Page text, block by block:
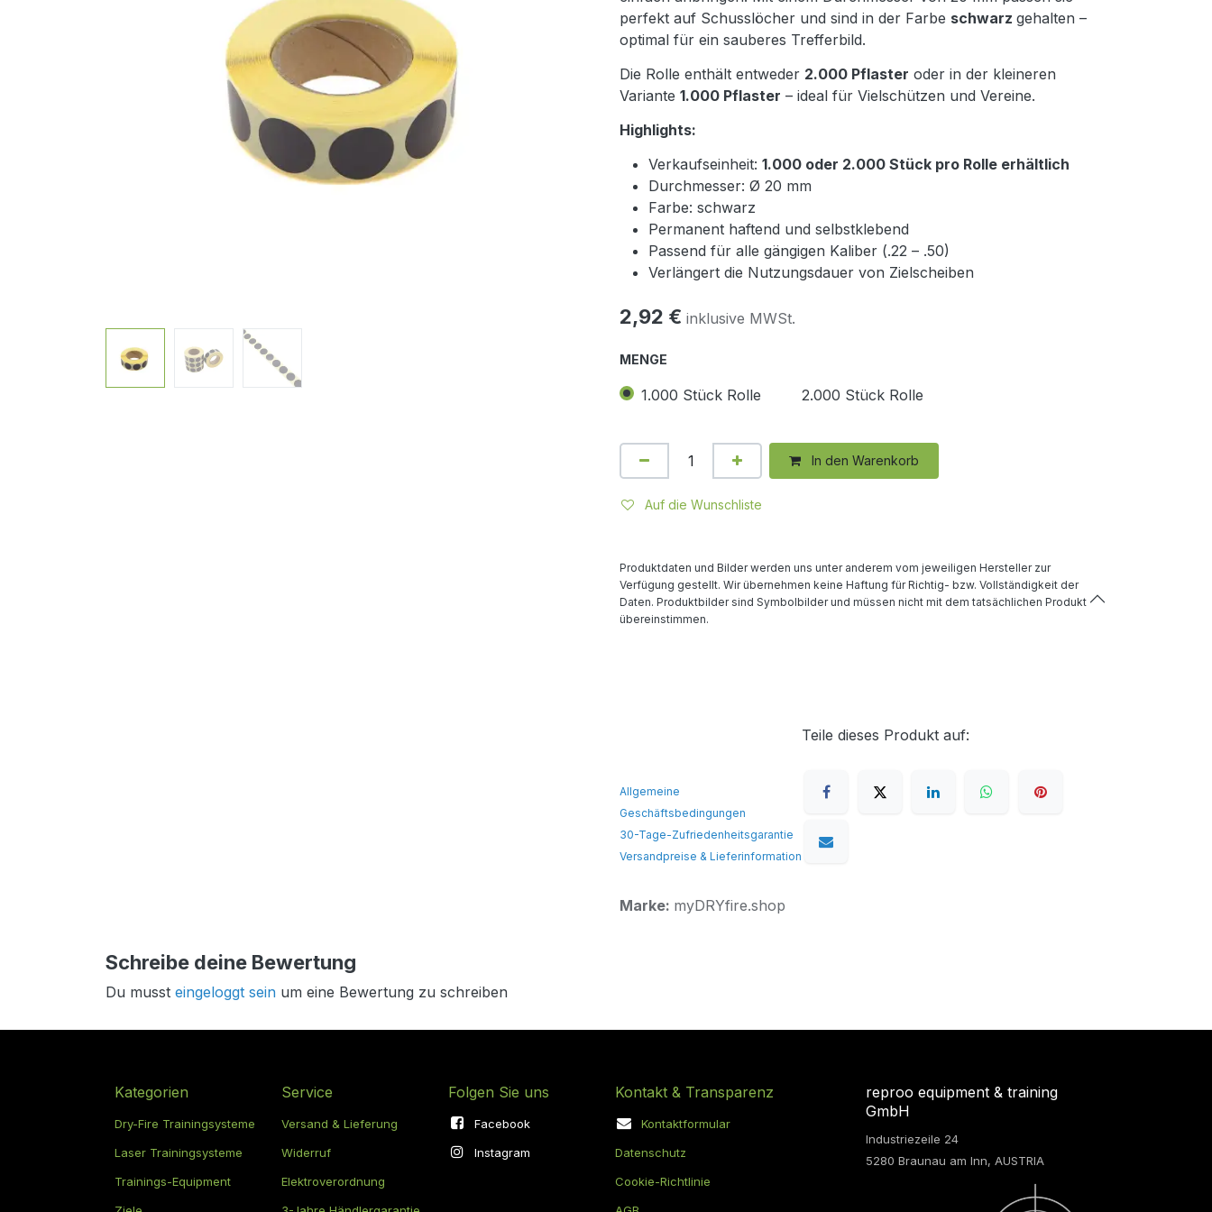
perfekt auf Schusslöcher und sind in der Farbe schwarz gehalten –
optimal für ein sauberes Trefferbild.
Die Rolle enthält entweder 2.000 Pflaster oder in der kleineren
Variante 1.000 Pflaster – ideal für Vielschützen und Vereine.
Highlights:
Verkaufseinheit: 1.000 oder 2.000 Stück pro Rolle erhältlich
Durchmesser: Ø 20 mm
Farbe: schwarz
Permanent haftend und selbstklebend
Passend für alle gängigen Kaliber (.22 – .50)
Verlängert die Nutzungsdauer von Zielscheiben
2,92 € inklusive MWSt.
MENGE
1.000 Stück Rolle 2.000 Stück Rolle
In den Warenkorb
Auf die Wunschliste
Produktdaten und Bilder werden uns unter anderem vom jeweiligen Hersteller zur
Verfügung gestellt. Wir übernehmen keine Haftung für Richtig- bzw. Vollständigkeit der
Daten. Produktbilder sind Symbolbilder und müssen nicht mit dem tatsächlichen Produkt
übereinstimmen.
Allgemeine
Geschäftsbedingungen
30-Tage-Zufriedenheitsgarantie
Versandpreise & Lieferinformation
Teile dieses Produkt auf:
Marke: myDRYfire.shop
Schreibe deine Bewertung
Du musst eingeloggt sein um eine Bewertung zu schreiben
Kategorien
Dry-Fire Trainingsysteme
Laser Trainingsysteme
Trainings-Equipment
Service
Versand & Lieferung
Widerruf
Elektroverordnung
Folgen Sie uns
Facebook
Instagram
Kontakt & Transparenz
Kontaktformular
Datenschutz
Cookie-Richtlinie
reproo equipment & training
GmbH
Industriezeile 24
5280 Braunau am Inn, AUSTRIA